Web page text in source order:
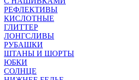
РЕФЛЕКТИВЫ
КИСЛОТНЫЕ
ГЛИТТЕР
ЛОНГСЛИВЫ
РУБАШКИ
ШТАНЫ И ШОРТЫ
ЮБКИ
СОЛНЦЕ